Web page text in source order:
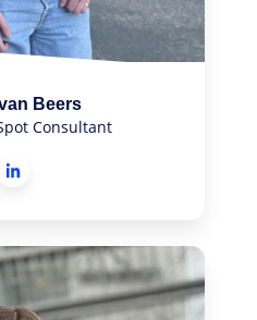
Beers
Consultant